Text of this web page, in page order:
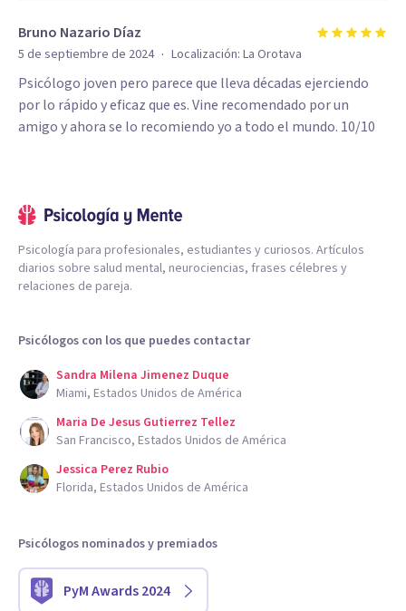
Bruno Nazario Díaz
5 de septiembre de 2024 · Localización: La Orotava
Psicólogo joven pero parece que lleva décadas ejerciendo
por lo rápido y eficaz que es. Vine recomendado por un
amigo y ahora se lo recomiendo yo a todo el mundo. 10/10
Psicología para profesionales, estudiantes y curiosos. Artículos
diarios sobre salud mental, neurociencias, frases célebres y
relaciones de pareja.
Psicólogos con los que puedes contactar
Sandra Milena Jimenez Duque
Miami, Estados Unidos de América
Maria De Jesus Gutierrez Tellez
San Francisco, Estados Unidos de América
Jessica Perez Rubio
Florida, Estados Unidos de América
Psicólogos nominados y premiados
PyM Awards 2024